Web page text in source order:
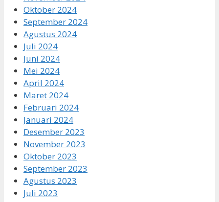
Oktober 2024
September 2024
Agustus 2024
Juli 2024
Juni 2024
Mei 2024
April 2024
Maret 2024
Februari 2024
Januari 2024
Desember 2023
November 2023
Oktober 2023
September 2023
Agustus 2023
Juli 2023